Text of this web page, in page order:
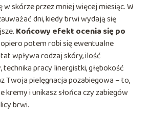
skórze przez mniej więcej miesiąc. W
dni, kiedy brwi wydają się
Końcowy efekt ocenia się po
potem robi się ewentualne
wpływa rodzaj skóry, ilość
pracy linergistki, głębokość
Twoja pielęgnacja pozabiegowa – to,
kremy i unikasz słońca czy zabiegów
brwi.